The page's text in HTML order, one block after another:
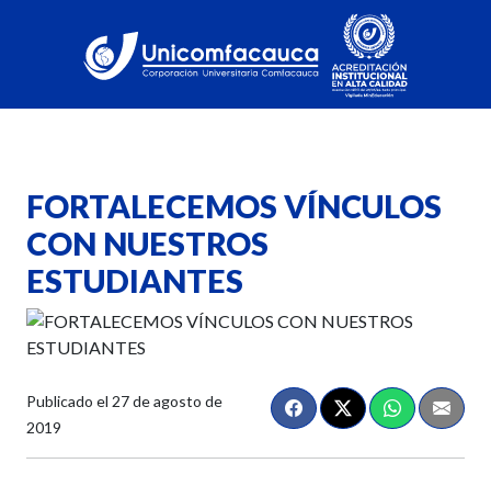
FORTALECEMOS VÍNCULOS
CON NUESTROS
ESTUDIANTES
Publicado el 27 de agosto de
2019